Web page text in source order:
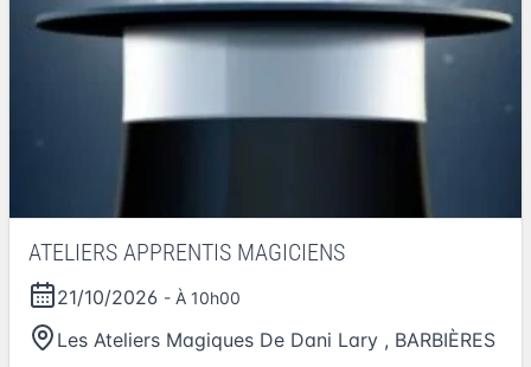
ATELIERS APPRENTIS MAGICIENS
21/10/2026 - À 10h00
Les Ateliers Magiques De Dani Lary , BARBIÈRES